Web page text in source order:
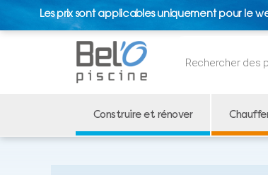
Les prix sont applicables uniquement pour le
de
Construire et rénover